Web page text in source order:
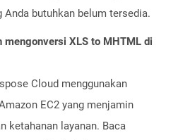
Anda butuhkan belum tersedia.
mengonversi XLS to MHTML di
Cloud menggunakan
EC2 yang menjamin
ketahanan layanan. Baca